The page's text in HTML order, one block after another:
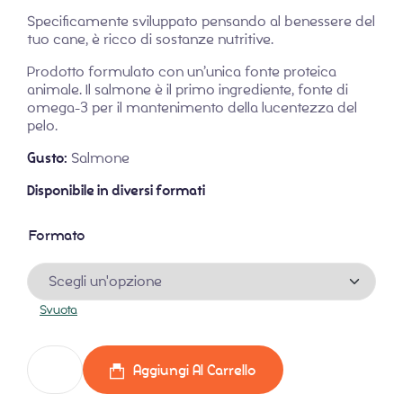
Specificamente sviluppato pensando al benessere del
tuo cane, è ricco di sostanze nutritive.
Prodotto formulato con un’unica fonte proteica
animale. Il salmone è il primo ingrediente, fonte di
omega-3 per il mantenimento della lucentezza del
pelo.
Gusto: Salmone
Disponibile in diversi formati
Formato
Svuota
Aggiungi Al Carrello